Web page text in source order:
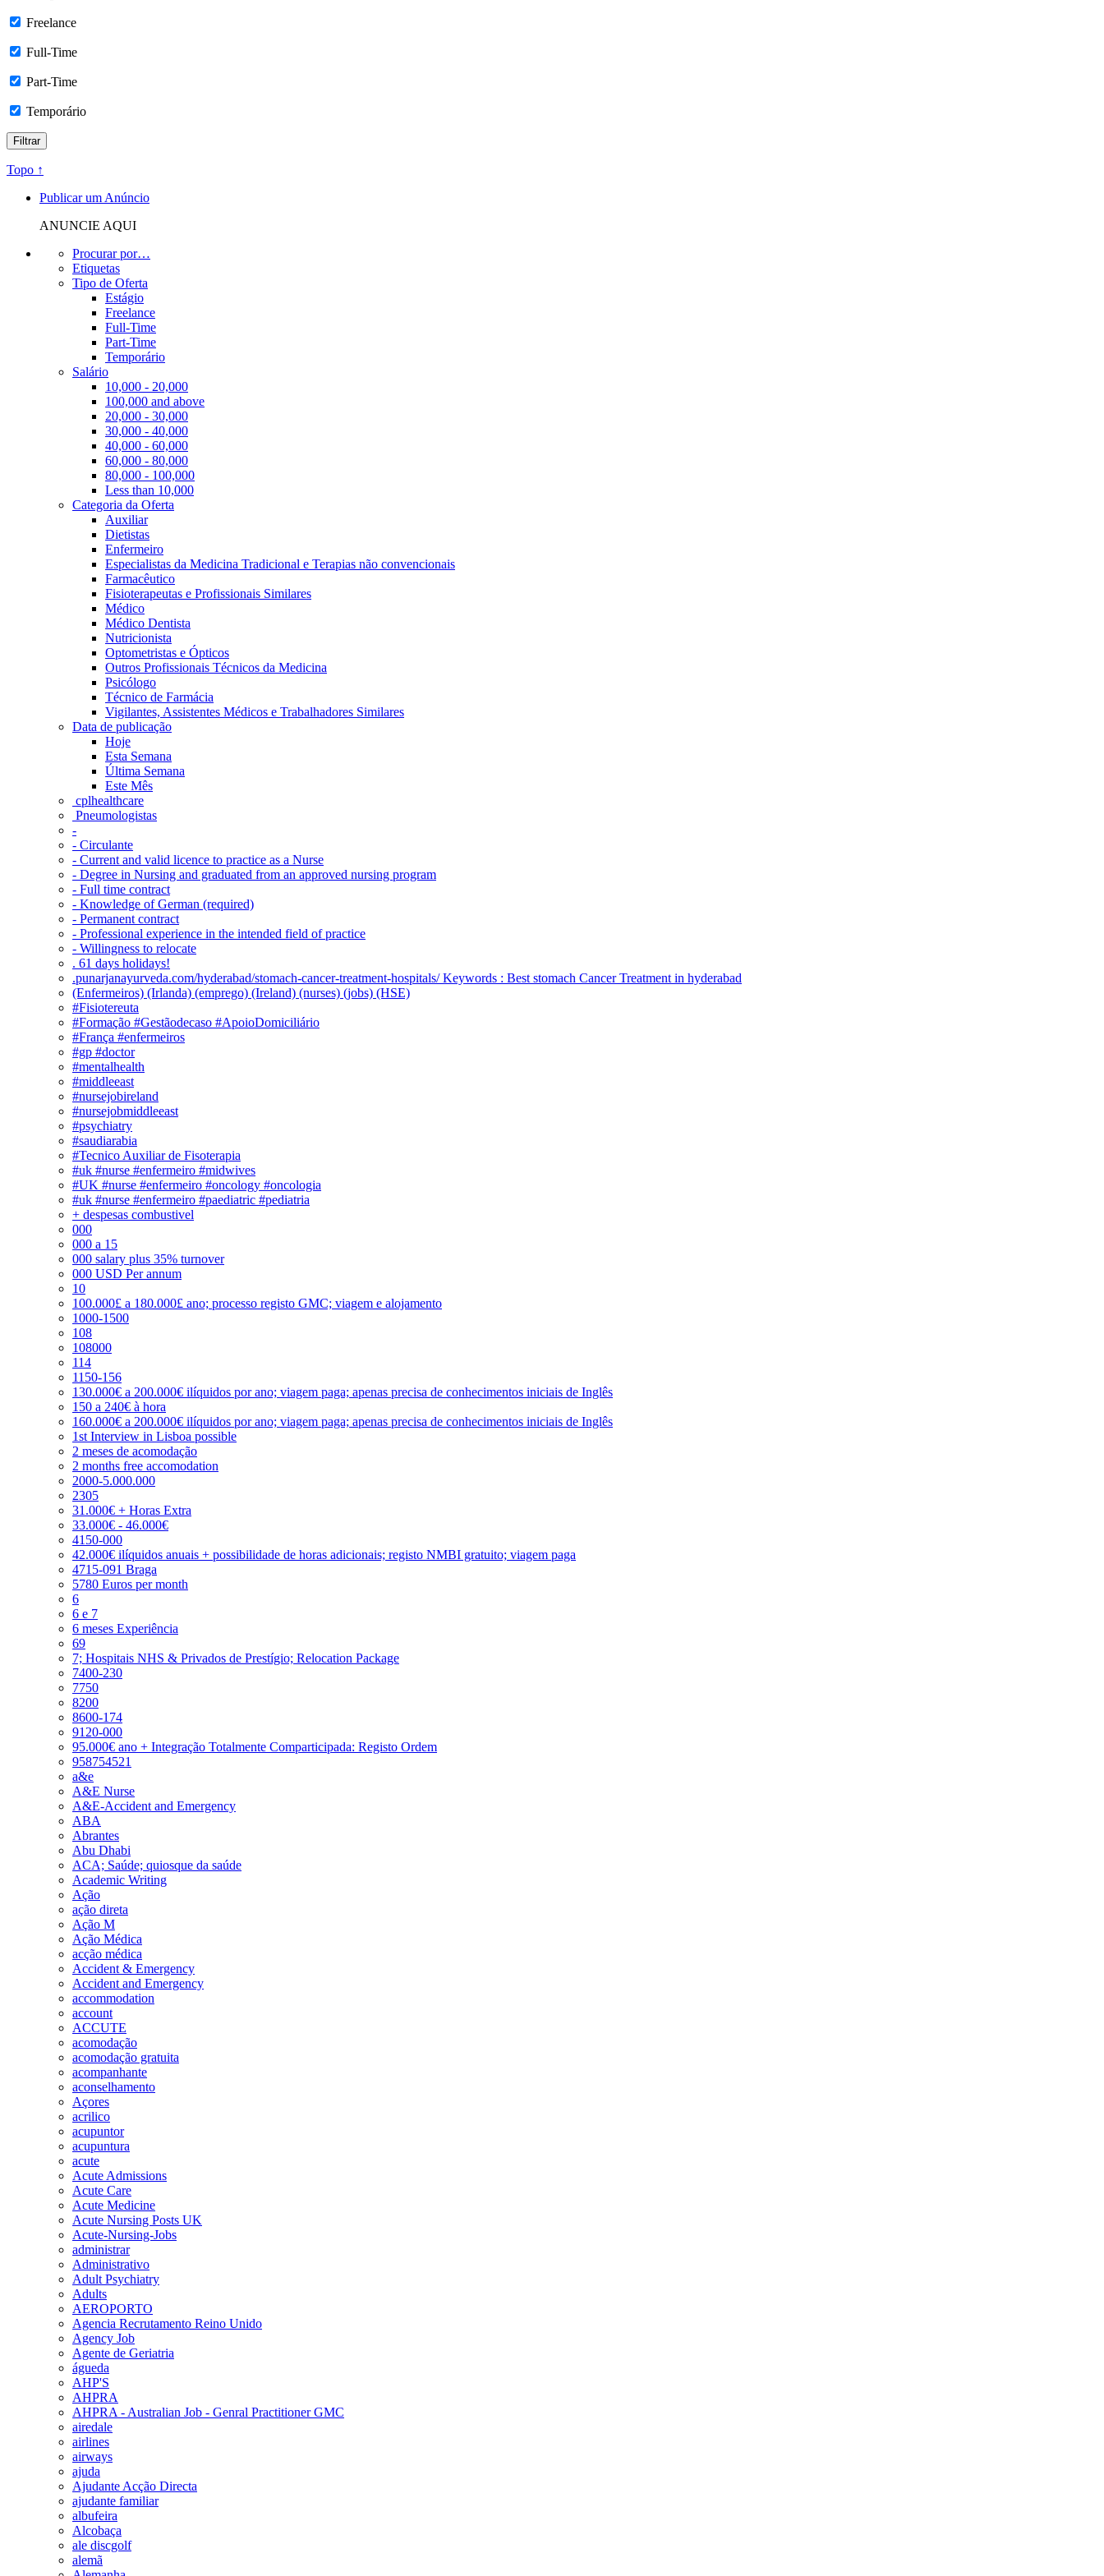
Freelance
Full-Time
Part-Time
Temporário
Topo ↑
Publicar um Anúncio
ANUNCIE AQUI
Procurar por…
Etiquetas
Tipo de Oferta
Estágio
Freelance
Full-Time
Part-Time
Temporário
Salário
10,000 - 20,000
100,000 and above
20,000 - 30,000
30,000 - 40,000
40,000 - 60,000
60,000 - 80,000
80,000 - 100,000
Less than 10,000
Categoria da Oferta
Auxiliar
Dietistas
Enfermeiro
Especialistas da Medicina Tradicional e Terapias não convencionais
Farmacêutico
Fisioterapeutas e Profissionais Similares
Médico
Médico Dentista
Nutricionista
Optometristas e Ópticos
Outros Profissionais Técnicos da Medicina
Psicólogo
Técnico de Farmácia
Vigilantes, Assistentes Médicos e Trabalhadores Similares
Data de publicação
Hoje
Esta Semana
Última Semana
Este Mês
‎ cplhealthcare‬
Pneumologistas
-
- Circulante
- Current and valid licence to practice as a Nurse
- Degree in Nursing and graduated from an approved nursing program
- Full time contract
- Knowledge of German (required)
- Permanent contract
- Professional experience in the intended field of practice
- Willingness to relocate
. 61 days holidays!
.punarjanayurveda.com/hyderabad/stomach-cancer-treatment-hospitals/ Keywords : Best stomach Cancer Treatment in hyderabad
(Enfermeiros) (Irlanda) (emprego) (Ireland) (nurses) (jobs) (HSE)
#Fisiotereuta
#Formação #Gestãodecaso #ApoioDomiciliário
#França #enfermeiros
#gp #doctor
#mentalhealth
#middleeast
#nursejobireland
#nursejobmiddleeast
#psychiatry
#saudiarabia
#Tecnico Auxiliar de Fisoterapia
#uk #nurse #enfermeiro #midwives
#UK #nurse #enfermeiro #oncology #oncologia
#uk #nurse #enfermeiro #paediatric #pediatria
+ despesas combustivel
000
000 a 15
000 salary plus 35% turnover
000 USD Per annum
10
100.000£ a 180.000£ ano; processo registo GMC; viagem e alojamento
1000-1500
108
108000
114
1150-156
130.000€ a 200.000€ ilíquidos por ano; viagem paga; apenas precisa de conhecimentos iniciais de Inglês
150 a 240€ à hora
160.000€ a 200.000€ ilíquidos por ano; viagem paga; apenas precisa de conhecimentos iniciais de Inglês
1st Interview in Lisboa possible
2 meses de acomodação
2 months free accomodation
2000-5.000.000
2305
31.000€ + Horas Extra
33.000€ - 46.000€
4150-000
42.000€ ilíquidos anuais + possibilidade de horas adicionais; registo NMBI gratuito; viagem paga
4715-091 Braga
5780 Euros per month
6
6 e 7
6 meses Experiência
69
7; Hospitais NHS & Privados de Prestígio; Relocation Package
7400-230
7750
8200
8600-174
9120-000
95.000€ ano + Integração Totalmente Comparticipada: Registo Ordem
958754521
a&e
A&E Nurse
A&E-Accident and Emergency
ABA
Abrantes
Abu Dhabi
ACA; Saúde; quiosque da saúde
Academic Writing
Ação
ação direta
Ação M
Ação Médica
acção médica
Accident & Emergency
Accident and Emergency
accommodation
account
ACCUTE
acomodação
acomodação gratuita
acompanhante
aconselhamento
Açores
acrilico
acupuntor
acupuntura
acute
Acute Admissions
Acute Care
Acute Medicine
Acute Nursing Posts UK
Acute-Nursing-Jobs
administrar
Administrativo
Adult Psychiatry
Adults
AEROPORTO
Agencia Recrutamento Reino Unido
Agency Job
Agente de Geriatria
águeda
AHP'S
AHPRA
AHPRA - Australian Job - Genral Practitioner GMC
airedale
airlines
airways
ajuda
Ajudante Acção Directa
ajudante familiar
albufeira
Alcobaça
ale discgolf
alemã